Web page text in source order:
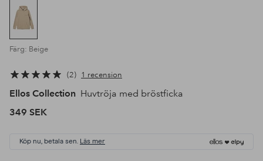
Färg: Beige
2 1 recension
Ellos Collection Huvtröja med bröstficka
349 SEK
Köp nu, betala sen. Läs mer